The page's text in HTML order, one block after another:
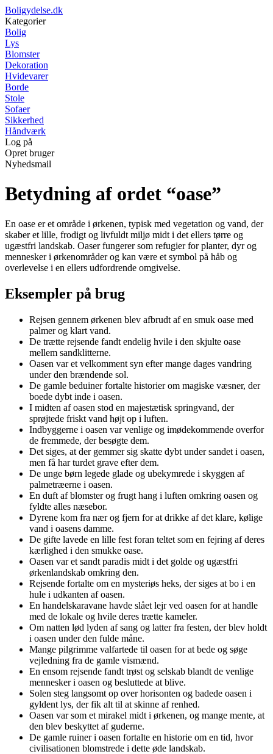
Boligydelse.dk
Kategorier
Bolig
Lys
Blomster
Dekoration
Hvidevarer
Borde
Stole
Sofaer
Sikkerhed
Håndværk
Log på
Opret bruger
Nyhedsmail
Betydning af ordet “oase”
En oase er et område i ørkenen, typisk med vegetation og vand, der
skaber et lille, frodigt og livfuldt miljø midt i det ellers tørre og
ugæstfri landskab. Oaser fungerer som refugier for planter, dyr og
mennesker i ørkenområder og kan være et symbol på håb og
overlevelse i en ellers udfordrende omgivelse.
Eksempler på brug
Rejsen gennem ørkenen blev afbrudt af en smuk oase med
palmer og klart vand.
De trætte rejsende fandt endelig hvile i den skjulte oase
mellem sandklitterne.
Oasen var et velkomment syn efter mange dages vandring
under den brændende sol.
De gamle beduiner fortalte historier om magiske væsner, der
boede dybt inde i oasen.
I midten af oasen stod en majestætisk springvand, der
sprøjtede friskt vand højt op i luften.
Indbyggerne i oasen var venlige og imødekommende overfor
de fremmede, der besøgte dem.
Det siges, at der gemmer sig skatte dybt under sandet i oasen,
men få har turdet grave efter dem.
De unge børn legede glade og ubekymrede i skyggen af
palmetræerne i oasen.
En duft af blomster og frugt hang i luften omkring oasen og
fyldte alles næsebor.
Dyrene kom fra nær og fjern for at drikke af det klare, kølige
vand i oasens damme.
De gifte lavede en lille fest foran teltet som en fejring af deres
kærlighed i den smukke oase.
Oasen var et sandt paradis midt i det golde og ugæstfri
ørkenlandskab omkring den.
Rejsende fortalte om en mysteriøs heks, der siges at bo i en
hule i udkanten af oasen.
En handelskaravane havde slået lejr ved oasen for at handle
med de lokale og hvile deres trætte kameler.
Om natten lød lyden af sang og latter fra festen, der blev holdt
i oasen under den fulde måne.
Mange pilgrimme valfartede til oasen for at bede og søge
vejledning fra de gamle vismænd.
En ensom rejsende fandt trøst og selskab blandt de venlige
mennesker i oasen og besluttede at blive.
Solen steg langsomt op over horisonten og badede oasen i
gyldent lys, der fik alt til at skinne af renhed.
Oasen var som et mirakel midt i ørkenen, og mange mente, at
den blev beskyttet af guderne.
De gamle ruiner i oasen fortalte en historie om en tid, hvor
civilisationen blomstrede i dette øde landskab.